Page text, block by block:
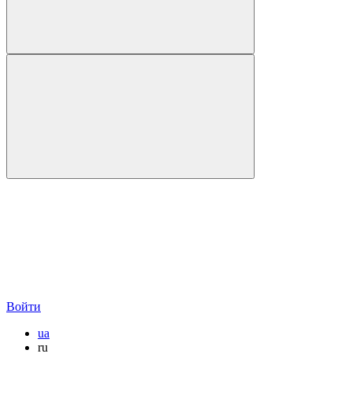
Войти
ua
ru